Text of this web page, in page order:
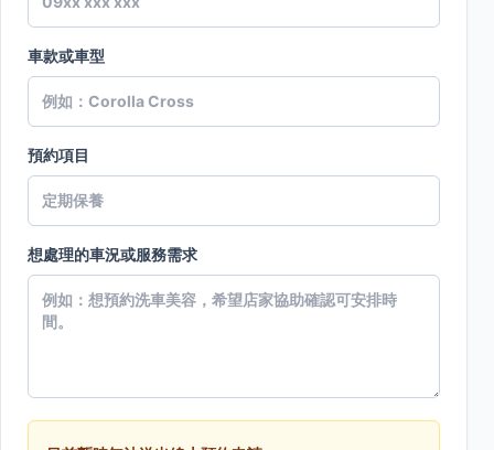
車款或車型
預約項目
想處理的車況或服務需求